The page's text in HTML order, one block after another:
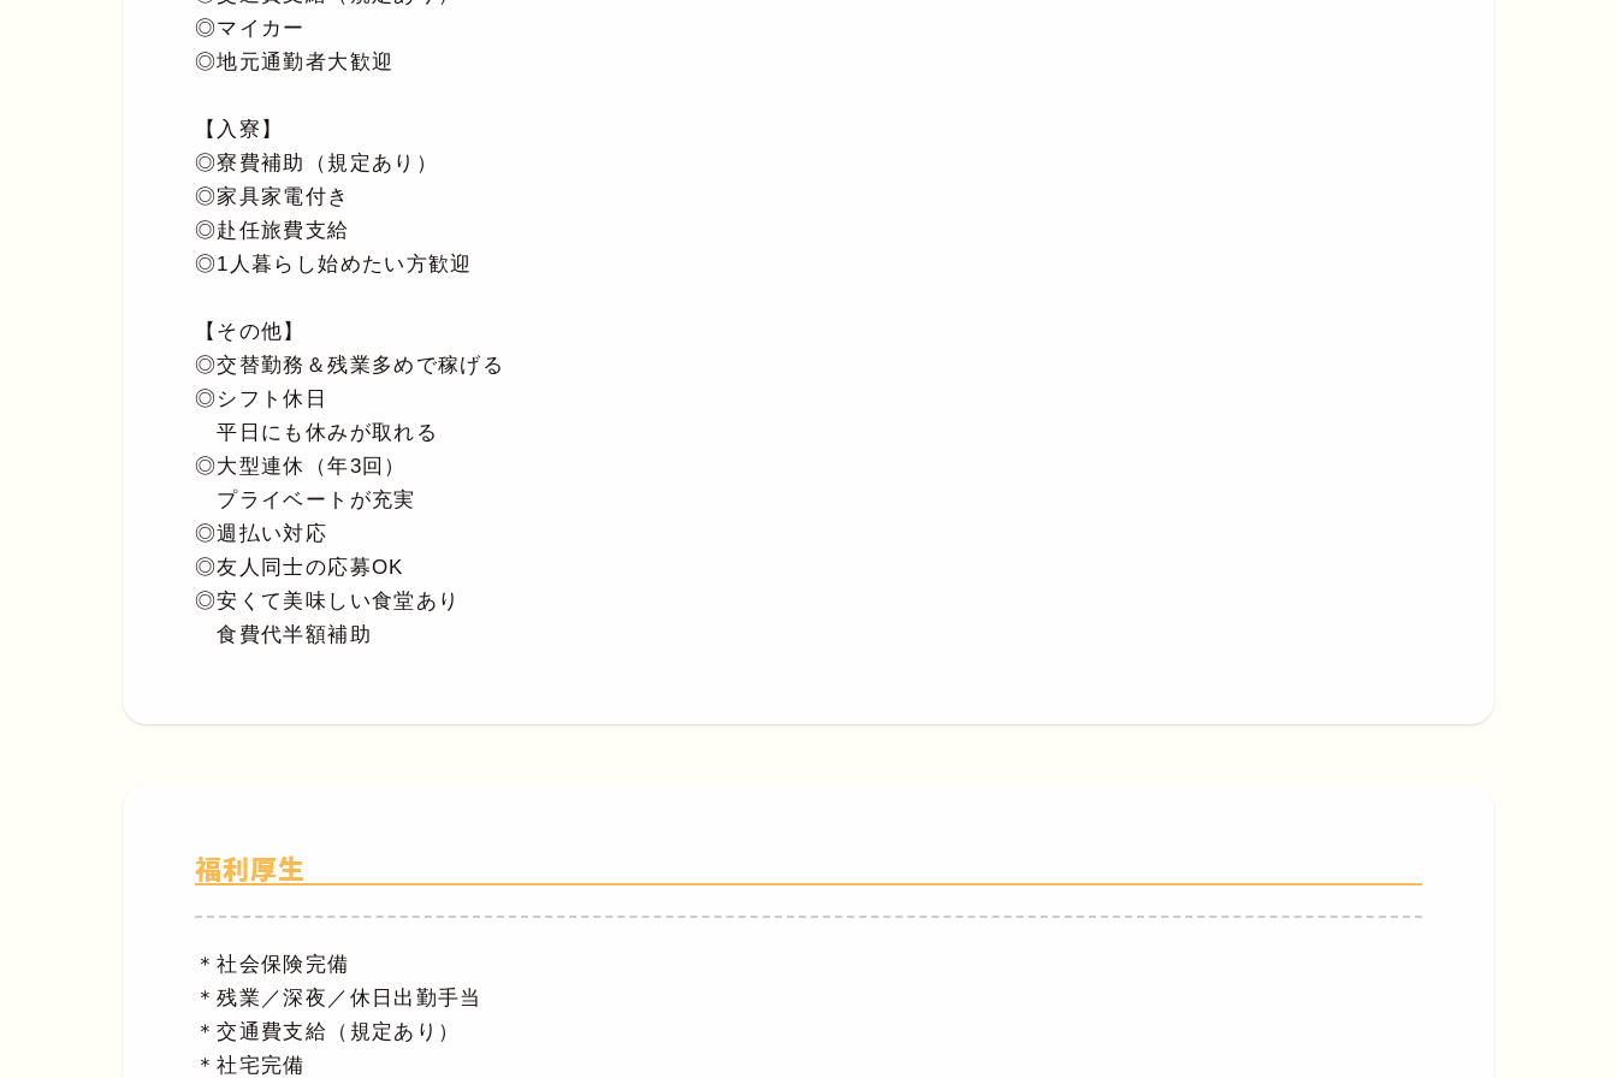
◎マイカー
◎地元通勤者大歓迎
【入寮】
◎寮費補助（規定あり）
◎家具家電付き
◎赴任旅費支給
◎1人暮らし始めたい方歓迎
【その他】
◎交替勤務＆残業多めで稼げる
◎シフト休日
平日にも休みが取れる
◎大型連休（年3回）
プライベートが充実
◎週払い対応
◎友人同士の応募OK
◎安くて美味しい食堂あり
食費代半額補助
福利厚生
＊社会保険完備
＊残業／深夜／休日出勤手当
＊交通費支給（規定あり）
＊社宅完備